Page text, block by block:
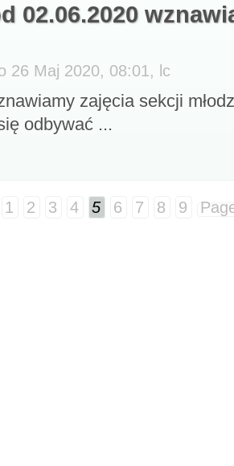
02.06.2020
26 Maj 2020, 08:01, lc
zajęcia sekcji
odbywać ...
1 2 3 4 5 6 7 8 9